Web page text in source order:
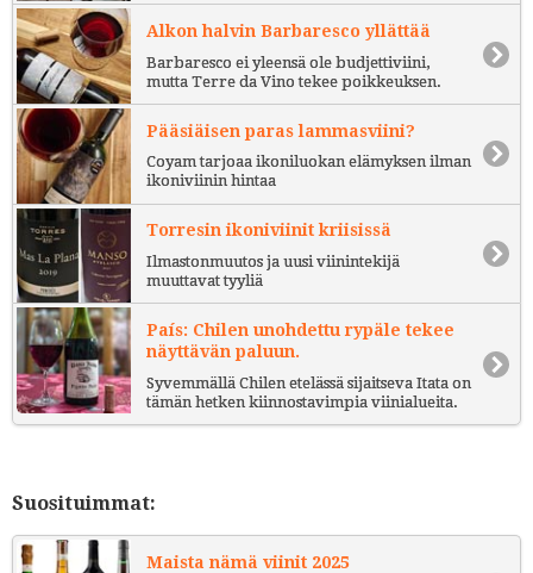
Alkon halvin Barbaresco yllättää
Barbaresco ei yleensä ole budjettiviini,
mutta Terre da Vino tekee poikkeuksen.
Pääsiäisen paras lammasviini?
Coyam tarjoaa ikoniluokan elämyksen ilman
ikoniviinin hintaa
Torresin ikoniviinit kriisissä
Ilmastonmuutos ja uusi viinintekijä
muuttavat tyyliä
País: Chilen unohdettu rypäle tekee
näyttävän paluun.
Syvemmällä Chilen etelässä sijaitseva Itata on
tämän hetken kiinnostavimpia viinialueita.
Suosituimmat:
Maista nämä viinit 2025